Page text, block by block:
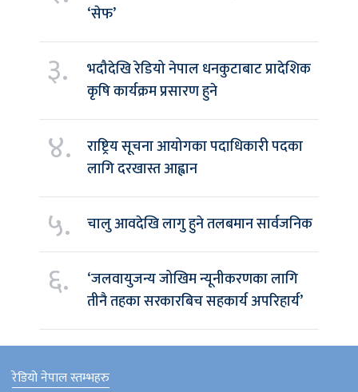
‘सेफ’
३.
भदौदेखि रेडियो नेपाल धनकुटाबाट प्रादेशिक
कृषि कार्यक्रम प्रसारण हुने
४.
राष्ट्रिय सूचना आयोगका पदाधिकारी पदका
लागि दरखास्त आह्वान
५. चालु आवदेखि लागु हुने तलबमान सार्वजनिक
६.
‘जलवायुजन्य जोखिम न्यूनीकरणका लागि
तीनै तहका सरकारबिच सहकार्य अपरिहार्य’
रेडियो नेपाल स्तम्भहरु